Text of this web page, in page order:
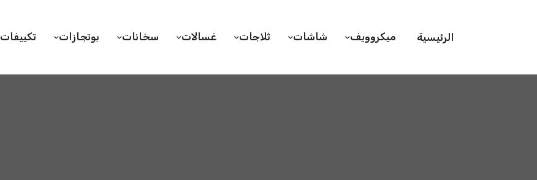
الرئيسية ميكروويف شاشات ثلاجات غسالات سخانات بوتجازات تكييفات